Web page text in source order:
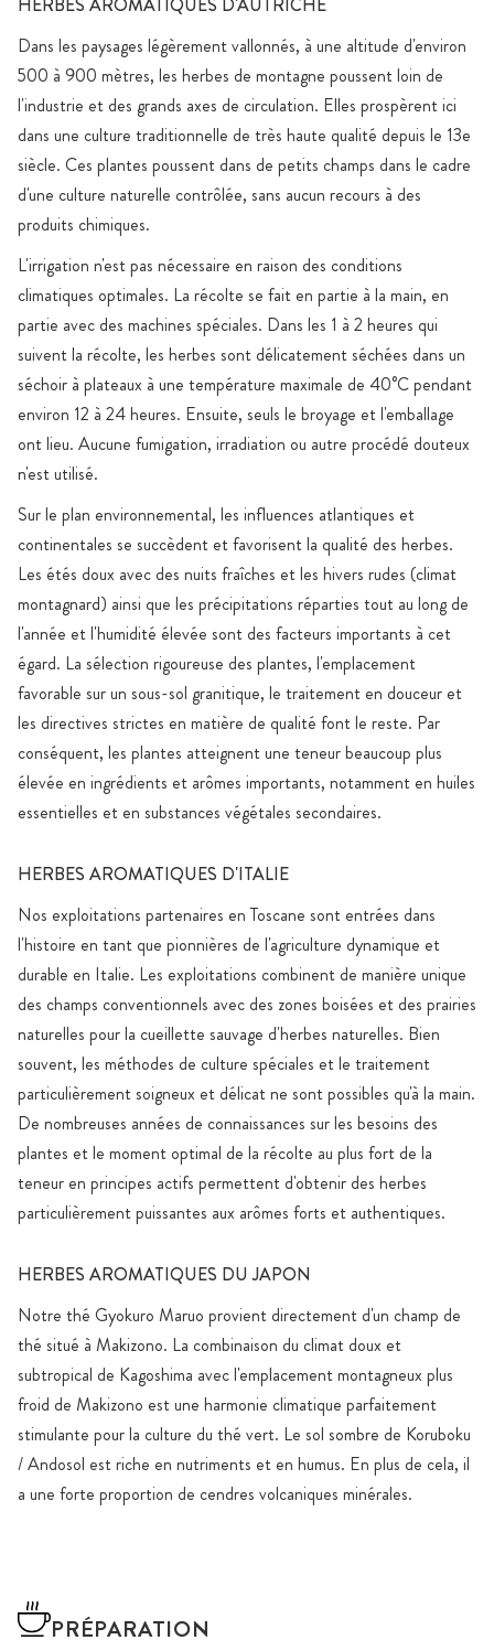
Dans les paysages légèrement vallonnés, à une altitude d'environ
500 à 900 mètres, les herbes de montagne poussent loin de
l'industrie et des grands axes de circulation. Elles prospèrent ici
dans une culture traditionnelle de très haute qualité depuis le 13e
siècle. Ces plantes poussent dans de petits champs dans le cadre
d'une culture naturelle contrôlée, sans aucun recours à des
produits chimiques.
L'irrigation n'est pas nécessaire en raison des conditions
climatiques optimales. La récolte se fait en partie à la main, en
partie avec des machines spéciales. Dans les 1 à 2 heures qui
suivent la récolte, les herbes sont délicatement séchées dans un
séchoir à plateaux à une température maximale de 40°C pendant
environ 12 à 24 heures. Ensuite, seuls le broyage et l'emballage
ont lieu. Aucune fumigation, irradiation ou autre procédé douteux
n'est utilisé.
Sur le plan environnemental, les influences atlantiques et
continentales se succèdent et favorisent la qualité des herbes.
Les étés doux avec des nuits fraîches et les hivers rudes (climat
montagnard) ainsi que les précipitations réparties tout au long de
l'année et l'humidité élevée sont des facteurs importants à cet
égard. La sélection rigoureuse des plantes, l'emplacement
favorable sur un sous-sol granitique, le traitement en douceur et
les directives strictes en matière de qualité font le reste. Par
conséquent, les plantes atteignent une teneur beaucoup plus
élevée en ingrédients et arômes importants, notamment en huiles
essentielles et en substances végétales secondaires.
HERBES AROMATIQUES D'ITALIE
Nos exploitations partenaires en Toscane sont entrées dans
l'histoire en tant que pionnières de l'agriculture dynamique et
durable en Italie. Les exploitations combinent de manière unique
des champs conventionnels avec des zones boisées et des prairies
naturelles pour la cueillette sauvage d'herbes naturelles. Bien
souvent, les méthodes de culture spéciales et le traitement
particulièrement soigneux et délicat ne sont possibles qu'à la main.
De nombreuses années de connaissances sur les besoins des
plantes et le moment optimal de la récolte au plus fort de la
teneur en principes actifs permettent d'obtenir des herbes
particulièrement puissantes aux arômes forts et authentiques.
HERBES AROMATIQUES DU JAPON
Notre thé Gyokuro Maruo provient directement d'un champ de
thé situé à Makizono. La combinaison du climat doux et
subtropical de Kagoshima avec l'emplacement montagneux plus
froid de Makizono est une harmonie climatique parfaitement
stimulante pour la culture du thé vert. Le sol sombre de Koruboku
/ Andosol est riche en nutriments et en humus. En plus de cela, il
a une forte proportion de cendres volcaniques minérales.
PRÉPARATION